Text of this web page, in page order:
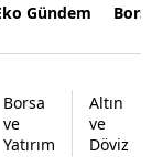
Gündem
Borsa
ve
Yatırım
Altın
ve
Döviz